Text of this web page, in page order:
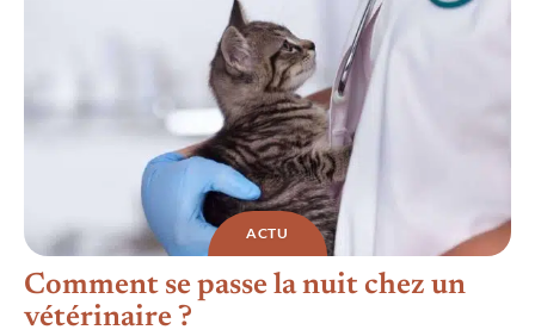
ACTU
Comment se passe la nuit chez un
vétérinaire ?